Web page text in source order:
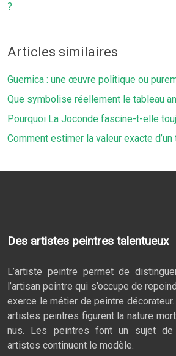
?
Articles similaires
Guernica : une œuvre politique ou
Que symbolise réellement le tableau
Pourquoi La Joconde fascine-t-elle
Comment estimer la valeur exacte d’un
Des artistes peintres talentueux
L’artiste peintre permet de
l’artisan peintre qui s’occupe de
exerce le métier de peintre
artistes peintres figurent la nature
nus. Les peintres font un sujet
artistes continuent le modèle.